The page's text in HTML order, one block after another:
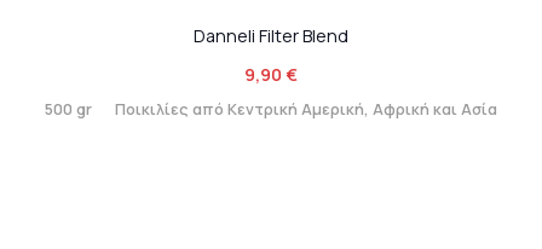
Danneli Filter Blend
9,90 €
500 gr Ποικιλίες από Κεντρική Αμερική, Αφρική και Ασία